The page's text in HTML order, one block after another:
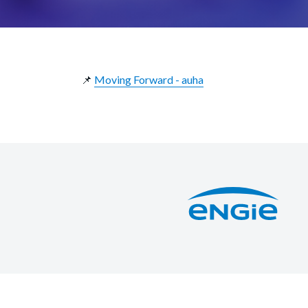
📌 Moving Forward - auha